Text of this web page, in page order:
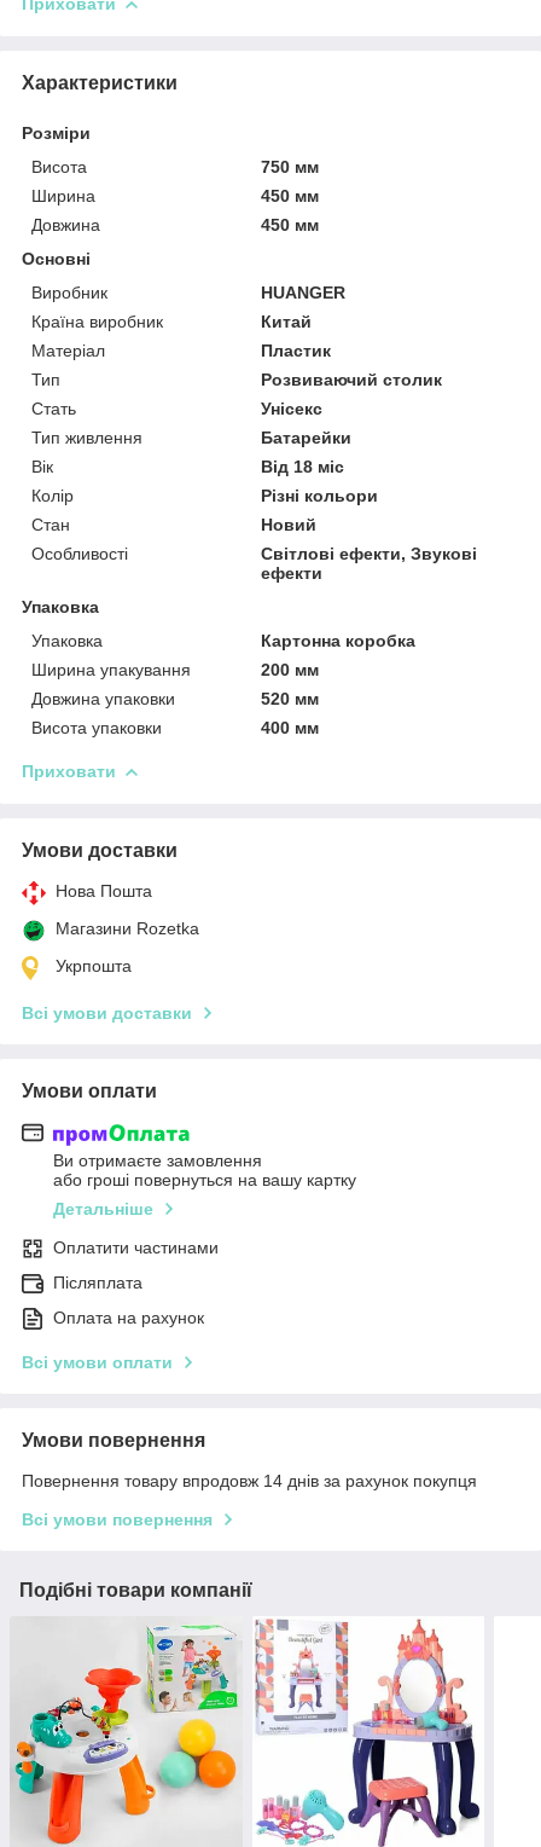
Характеристики
Розміри
Висота
750 мм
Ширина
450 мм
Довжина
450 мм
Основні
Виробник
HUANGER
Країна виробник
Китай
Матеріал
Пластик
Тип
Розвиваючий столик
Стать
Унісекс
Тип живлення
Батарейки
Вік
Від 18 міс
Колір
Різні кольори
Стан
Новий
Особливості
Світлові ефекти, Звукові
ефекти
Упаковка
Упаковка
Картонна коробка
Ширина упакування
200 мм
Довжина упаковки
520 мм
Висота упаковки
400 мм
Приховати
Умови доставки
Нова Пошта
Магазини Rozetka
Укрпошта
Всі умови доставки
Умови оплати
Ви отримаєте замовлення
або гроші повернуться на вашу картку
Детальніше
Оплатити частинами
Післяплата
Оплата на рахунок
Всі умови оплати
Умови повернення
Повернення товару впродовж 14 днів за рахунок покупця
Всі умови повернення
Подібні товари компанії